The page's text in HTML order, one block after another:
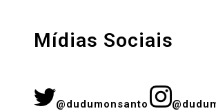
Mídias Sociais
@dudumonsanto